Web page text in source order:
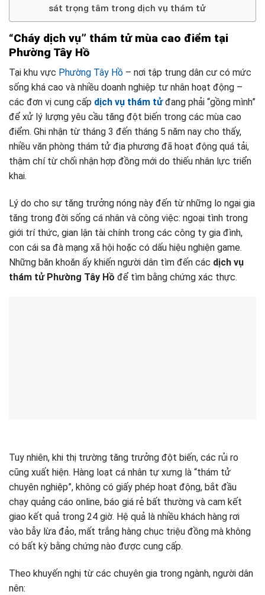
sát trọng tâm trong dịch vụ thám tử
“Cháy dịch vụ” thám tử mùa cao điểm tại
Phường Tây Hồ
Tại khu vực Phường Tây Hồ – nơi tập trung dân cư có mức
sống khá cao và nhiều doanh nghiệp tư nhân hoạt động –
các đơn vị cung cấp dịch vụ thám tửđang phải “gồng mình”
để xử lý lượng yêu cầu tăng đột biến trong các mùa cao
điểm. Ghi nhận từ tháng 3 đến tháng 5 năm nay cho thấy,
nhiều văn phòng thám tử địa phương đã hoạt động quá tải,
thậm chí từ chối nhận hợp đồng mới do thiếu nhân lực triển
khai.
Lý do cho sự tăng trưởng nóng này đến từ những lo ngại gia
tăng trong đời sống cá nhân và công việc: ngoại tình trong
giới trí thức, gian lận tài chính trong các công ty gia đình,
con cái sa đà mạng xã hội hoặc có dấu hiệu nghiện game.
Những băn khoăn ấy khiến người dân tìm đến các dịch vụ
thám tử Phường Tây Hồ để tìm bằng chứng xác thực.
Tuy nhiên, khi thị trường tăng trưởng đột biến, các rủi ro
cũng xuất hiện. Hàng loạt cá nhân tự xưng là “thám tử
chuyên nghiệp”, không có giấy phép hoạt động, bắt đầu
chạy quảng cáo online, báo giá rẻ bất thường và cam kết
giao kết quả trong 24 giờ. Hệ quả là nhiều khách hàng rơi
vào bẫy lừa đảo, mất trắng hàng chục triệu đồng mà không
có bất kỳ bằng chứng nào được cung cấp.
Theo khuyến nghị từ các chuyên gia trong ngành, người dân
nên: